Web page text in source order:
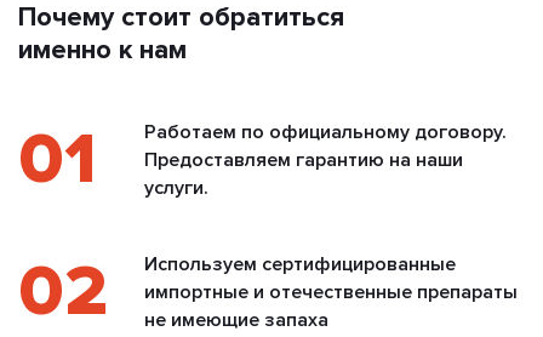
Почему стоит обратиться
именно к нам
01
Работаем по официальному договору.
Предоставляем гарантию на наши
услуги.
02
Используем сертифицированные
импортные и отечественные препараты
не имеющие запаха